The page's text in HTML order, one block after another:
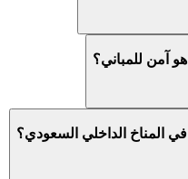
آمن للمباني؟
المناخ الداخلي السعودي؟